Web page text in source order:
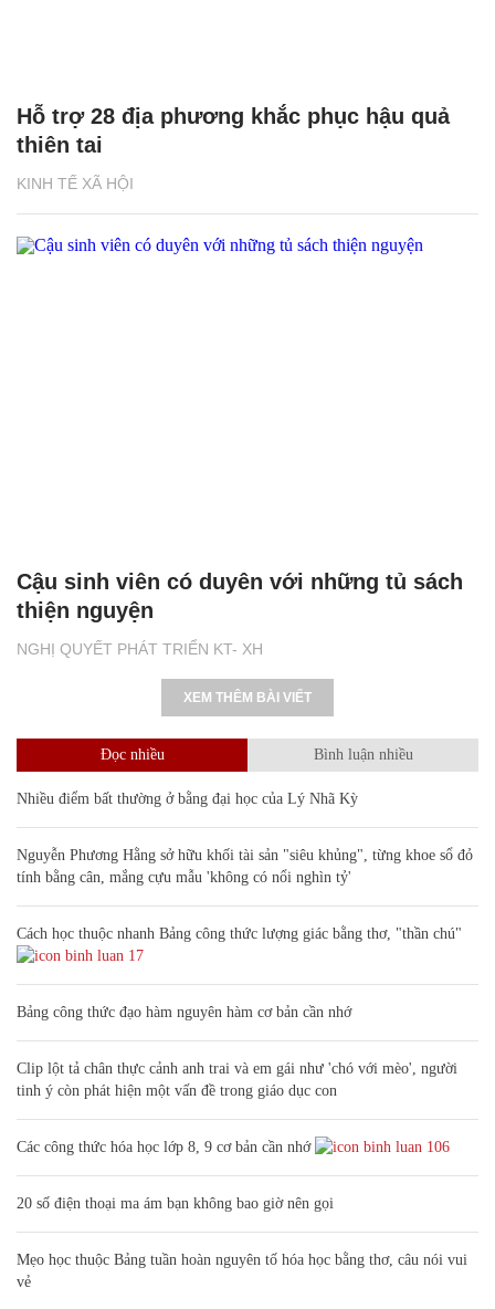
KINH TẾ XÃ HỘI
Hỗ trợ 28 địa phương khắc phục hậu quả
thiên tai
NGHỊ QUYẾT PHÁT TRIỂN KT- XH
Cậu sinh viên có duyên với những tủ sách
thiện nguyện
XEM THÊM BÀI VIẾT
Đọc nhiều Bình luận nhiều
Nhiều điểm bất thường ở bằng đại học của Lý Nhã Kỳ
Nguyễn Phương Hằng sở hữu khối tài sản "siêu khủng", từng khoe sổ đỏ
tính bằng cân, mắng cựu mẫu 'không có nổi nghìn tỷ'
Cách học thuộc nhanh Bảng công thức lượng giác bằng thơ, "thần chú"
17
Bảng công thức đạo hàm nguyên hàm cơ bản cần nhớ
Clip lột tả chân thực cảnh anh trai và em gái như 'chó với mèo', người
tinh ý còn phát hiện một vấn đề trong giáo dục con
Các công thức hóa học lớp 8, 9 cơ bản cần nhớ 106
20 số điện thoại ma ám bạn không bao giờ nên gọi
Mẹo học thuộc Bảng tuần hoàn nguyên tố hóa học bằng thơ, câu nói vui
vẻ